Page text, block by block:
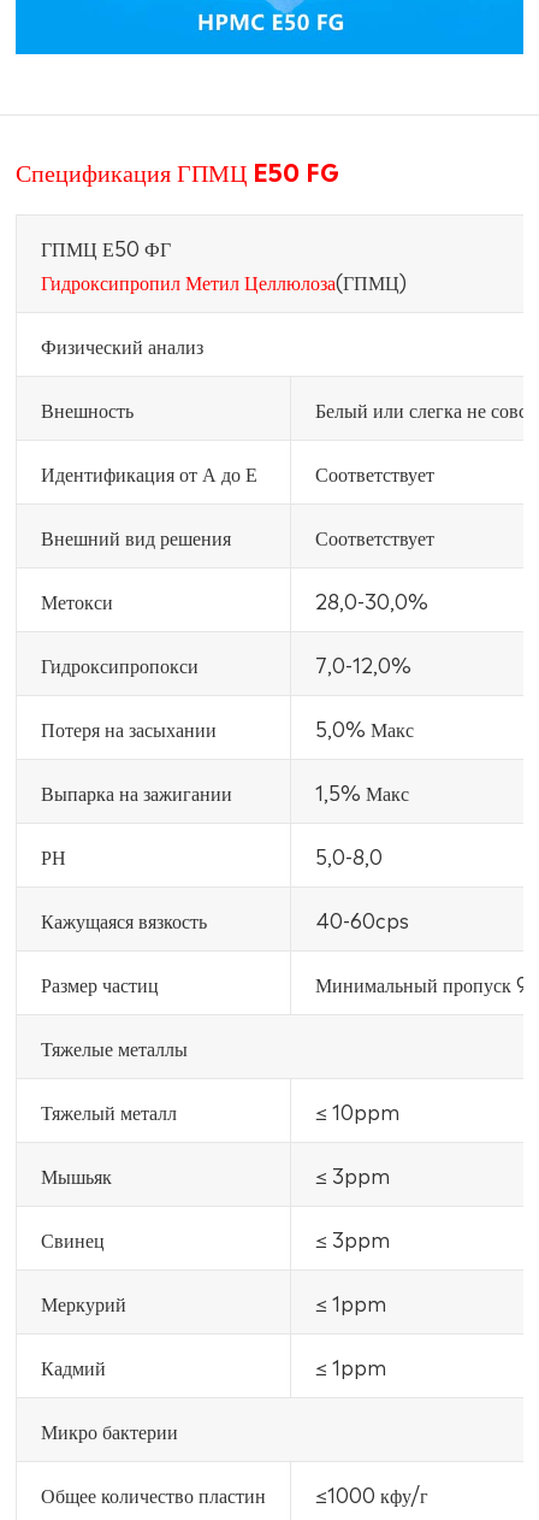
Спецификация ГПМЦ E50 FG
ГПМЦ Е50 ФГ
Гидроксипропил Метил Целлюлоза(ГПМЦ)
Физический анализ
Внешность Белый или слегка не
Идентификация от А до Е Соответствует
Внешний вид решения Соответствует
Метокси 28,0-30,0%
Гидроксипропокси 7,0-12,0%
Потеря на засыхании 5,0% Макс
Выпарка на зажигании 1,5% Макс
РН 5,0-8,0
Кажущаяся вязкость 40-60cps
Размер частиц Минимальный пропуск
Тяжелые металлы
Тяжелый металл ≤ 10ppm
Мышьяк ≤ 3ppm
Свинец ≤ 3ppm
Меркурий ≤ 1ppm
Кадмий ≤ 1ppm
Микро бактерии
Общее количество пластин ≤1000 кфу/г